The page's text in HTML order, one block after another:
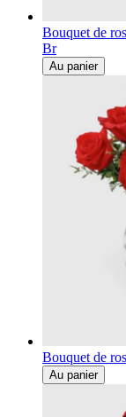
Bouquet de
Br
Au panier
Bouquet de
Au panier